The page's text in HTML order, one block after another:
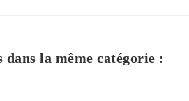
la même catégorie :